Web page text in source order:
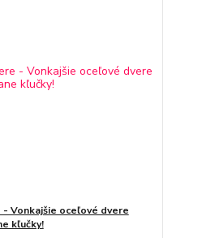
Vonkajšie oceľové dvere
kľučky!